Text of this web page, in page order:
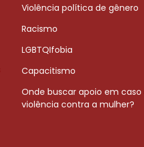
Violência política de gênero
Racismo
LGBTQIfobia
Capacitismo
Onde buscar apoio em caso
violência contra a mulher?